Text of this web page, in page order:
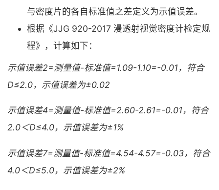
与密度片的各自标准值之差定义为示值误差。
根据《JJG 920-2017 漫透射视觉密度计检定规
程》，计算如下：
示值误差2=测量值-标准值=1.09-1.10=-0.01，符合
D≤2.0，示值误差为±0.02
示值误差4=测量值-标准值=2.60-2.61=-0.01，符合
2.0＜D≤4.0，示值误差为±1%
示值误差7=测量值-标准值=4.54-4.57=-0.03，符合
4.0＜D≤5.0，示值误差为±2%